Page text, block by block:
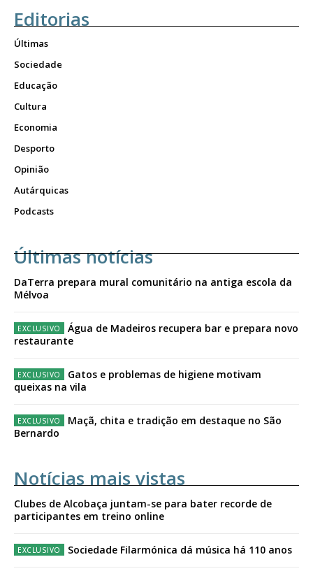
Editorias
Últimas
Sociedade
Educação
Cultura
Economia
Desporto
Opinião
Autárquicas
Podcasts
Últimas notícias
DaTerra prepara mural comunitário na antiga escola da
Mélvoa
Água de Madeiros recupera bar e prepara novo
restaurante
Gatos e problemas de higiene motivam
queixas na vila
Maçã, chita e tradição em destaque no São
Bernardo
Notícias mais vistas
Clubes de Alcobaça juntam-se para bater recorde de
participantes em treino online
Sociedade Filarmónica dá música há 110 anos